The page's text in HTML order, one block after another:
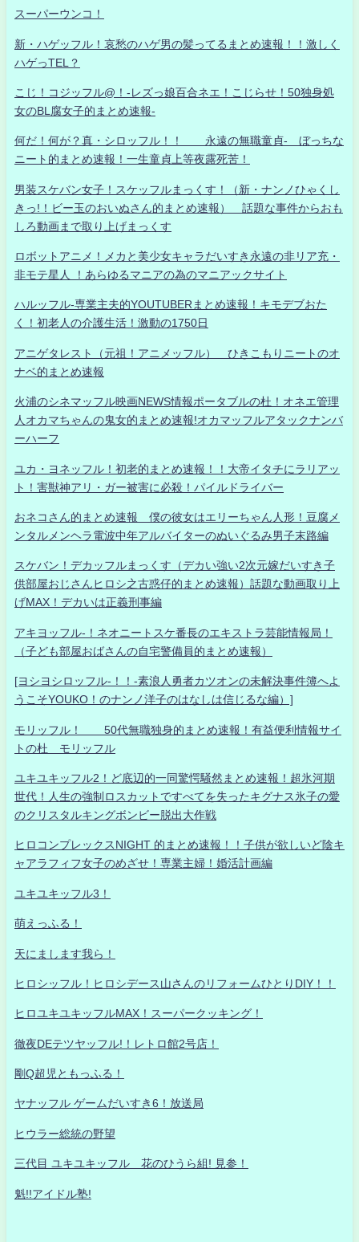
スーパーウンコ！
新・ハゲッフル！哀愁のハゲ男の髪ってるまとめ速報！！激しく
ハゲっTEL？
こじ！コジッフル@！-レズっ娘百合ネエ！こじらせ！50独身処
女のBL腐女子的まとめ速報-
何だ！何が？真・シロッフル！！ 永遠の無職童貞- ぼっちな
ニート的まとめ速報！一生童貞上等夜露死苦！
男装スケバン女子！スケッフルまっくす！（新・ナンノひゃくし
きっ!！ビー玉のおいぬさん的まとめ速報） 話題な事件からおも
しろ動画まで取り上げまっくす
ロボットアニメ！メカと美少女キャラだいすき永遠の非リア充・
非モテ星人 ！あらゆるマニアの為のマニアックサイト
ハルッフル-専業主夫的YOUTUBERまとめ速報！キモデブおた
く！初老人の介護生活！激動の1750日
アニゲタレスト（元祖！アニメッフル） ひきこもりニートのオ
ナベ的まとめ速報
火浦のシネマッフル映画NEWS情報ポータブルの杜！オネエ管理
人オカマちゃんの鬼女的まとめ速報!オカマッフルアタックナンバ
ーハーフ
ユカ・ヨネッフル！初老的まとめ速報！！大帝イタチにラリアッ
ト！害獣神アリ・ガー被害に必殺！パイルドライバー
おネコさん的まとめ速報 僕の彼女はエリーちゃん人形！豆腐メ
ンタルメンヘラ電波中年アルバイターのぬいぐるみ男子末路編
スケバン！デカッフルまっくす（デカい強い2次元嫁だいすき子
供部屋おじさんヒロシ之古惑仔的まとめ速報）話題な動画取り上
げMAX！デカいは正義刑事編
アキヨッフル-！ネオニートスケ番長のエキストラ芸能情報局！
（子ども部屋おばさんの自宅警備員的まとめ速報）
[ヨシヨシロッフル-！！-素浪人勇者カツオンの未解決事件簿へよ
うこそYOUKO！のナンノ洋子のはなしは信じるな編）]
モリッフル！ 50代無職独身的まとめ速報！有益便利情報サイ
トの杜 モリッフル
ユキユキッフル2！ど底辺的一同驚愕騒然まとめ速報！超氷河期
世代！人生の強制ロスカットですべてを失ったキグナス氷子の愛
のクリスタルキングボンビー脱出大作戦
ヒロコンプレックスNIGHT 的まとめ速報！！子供が欲しいど陰キ
ャアラフィフ女子のめざせ！専業主婦！婚活計画編
ユキユキッフル3！
萌えっふる！
天にまします我ら！
ヒロシッフル！ヒロシデース山さんのリフォームひとりDIY！！
ヒロユキユキッフルMAX！スーパークッキング！
徹夜DEテツヤッフル!！レトロ館2号店！
剛Q超児ともっふる！
ヤナッフル ゲームだいすき6！放送局
ヒウラー総統の野望
三代目 ユキユキッフル 花のひうら組! 見参！
魁!!アイドル塾!